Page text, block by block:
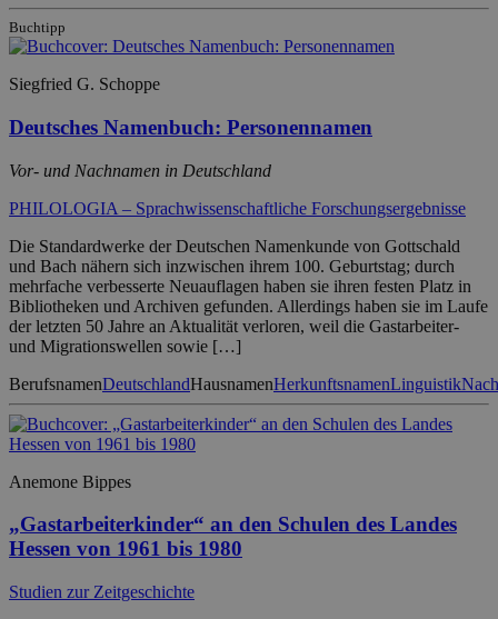
Buchtipp
Siegfried G. Schoppe
Deutsches Namenbuch: Personennamen
Vor- und Nachnamen in Deutschland
PHILOLOGIA – Sprachwissenschaftliche Forschungsergebnisse
Die Standardwerke der Deutschen Namenkunde von Gottschald
und Bach nähern sich inzwischen ihrem 100. Geburtstag; durch
mehrfache verbesserte Neuauflagen haben sie ihren festen Platz in
Bibliotheken und Archiven gefunden. Allerdings haben sie im Laufe
der letzten 50 Jahre an Aktualität verloren, weil die Gastarbeiter-
und Migrationswellen sowie […]
BerufsnamenDeutschlandHausnamenHerkunftsnamenLinguistik
Anemone Bippes
„Gastarbeiterkinder“ an den Schulen des Landes
Hessen von 1961 bis 1980
Studien zur Zeitgeschichte